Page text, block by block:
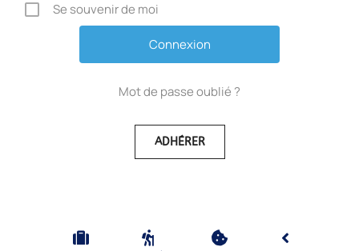
Se souvenir de moi
Mot de passe oublié ?
ADHÉRER